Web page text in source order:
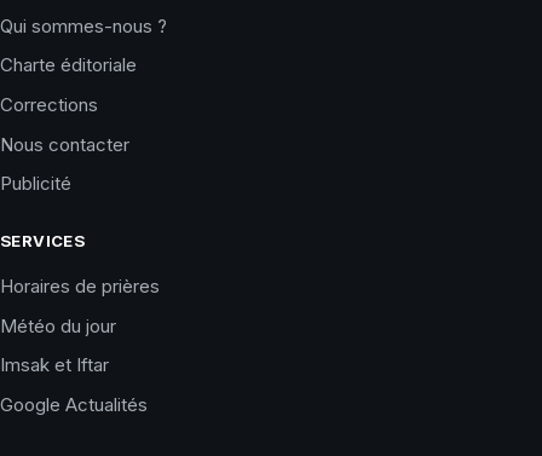
Qui sommes-nous ?
Charte éditoriale
Corrections
Nous contacter
Publicité
SERVICES
Horaires de prières
Météo du jour
Imsak et Iftar
Google Actualités